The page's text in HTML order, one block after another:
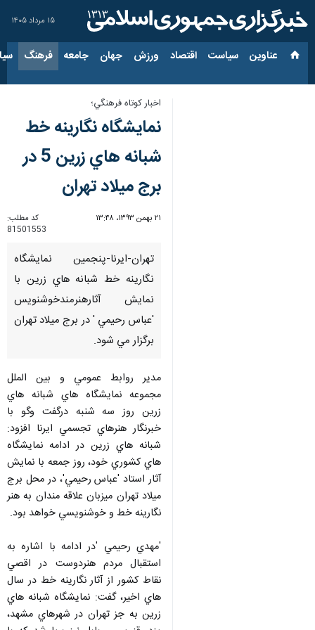
۱۵ مرداد ۱۴۰۵
عناوین‌ سیاست اقتصاد ورزش جهان جامعه فرهنگ
اخبار كوتاه فرهنگي؛
نمايشگاه نگارينه خط
شبانه هاي زرين 5 در
برج ميلاد تهران
۲۱ بهمن ۱۳۹۳، ۱۳:۴۸
کد مطلب:
81501553
تهران-ايرنا-پنجمين نمايشگاه
نگارينه خط شبانه هاي زرين با
نمايش آثارهنرمندخوشنويس
'عباس رحيمي ' در برج ميلاد تهران
برگزار مي شود.
مدير روابط عمومي و بين الملل
مجموعه نمايشگاه هاي شبانه هاي
زرين روز سه شنبه درگفت وگو با
خبرنگار هنرهاي تجسمي ايرنا افزود:
شبانه هاي زرين در ادامه نمايشگاه
هاي كشوري خود، روز جمعه با نمايش
آثار استاد 'عباس رحيمي'، در محل برج
ميلاد تهران ميزبان علاقه مندان به هنر
نگارينه خط و خوشنويسي خواهد بود.
'مهدي رحيمي 'در ادامه با اشاره به
استقبال مردم هنردوست در اقصي
نقاط كشور از آثار نگارينه خط در سال
هاي اخير، گفت: نمايشگاه شبانه هاي
زرين به جز تهران در شهرهاي مشهد،